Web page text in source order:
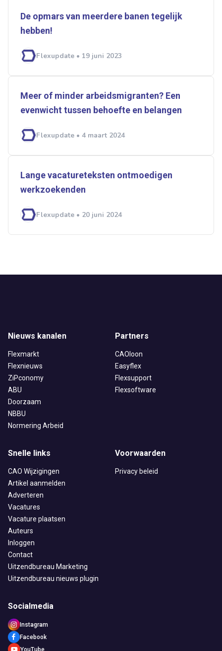
De opmars van meerdere banen tegelijk
hebben!
Flexupdate • 19 juni 2023
Meer of minder arbeidsmigranten? Een
evenwicht tussen behoefte en belangen
Flexupdate • 4 maart 2024
Lange vacatureteksten ontmoedigen
werkzoekenden
Flexupdate • 20 juni 2024
Nieuws kanalen
Flexmarkt
Flexnieuws
ZiPconomy
ABU
Doorzaam
NBBU
Normering Arbeid
Partners
CAOloon
Easyflex
Flexsupport
Flexsoftware
Snelle links
CAO Wijzigingen
Artikel aanmelden
Adverteren
Vacatures
Vacature plaatsen
Auteurs
Inloggen
Contact
Uitzendbureau Marketing
Uitzendbureau nieuws plugin
Voorwaarden
Privacy beleid
Socialmedia
Instagram
Facebook
YouTube